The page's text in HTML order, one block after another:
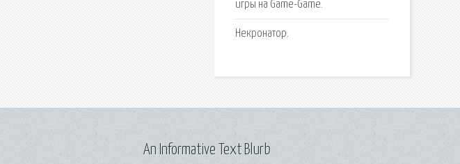
игры на Game-Game.
Некронатор.
An Informative Text Blurb